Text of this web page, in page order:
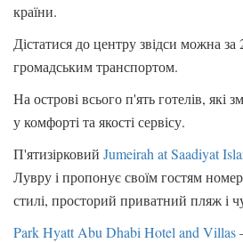
країни.
Дістатися до центру звідси можна за
громадським транспортом.
На острові всього п'ять готелів, які
у комфорті та якості сервісу.
П'ятизірковий Jumeirah at Saadiyat
Лувру і пропонує своїм гостям
стилі, просторий приватний пляж і
Park Hyatt Abu Dhabi Hotel and Villas